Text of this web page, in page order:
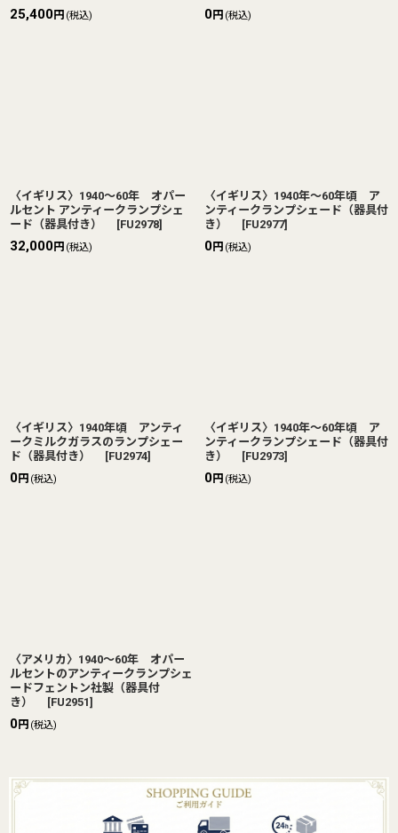
25,400円 (税込) 0円 (税込)
〈イギリス〉1940〜60年 オパー
ルセント アンティークランプシェ
ード（器具付き）
[FU2978]
32,000円 (税込)
〈イギリス〉1940年〜60年頃 ア
ンティークランプシェード（器具付
き）
[FU2977]
0円 (税込)
〈イギリス〉1940年頃 アンティ
ークミルクガラスのランプシェー
ド（器具付き）
[FU2974]
0円 (税込)
〈イギリス〉1940年〜60年頃 ア
ンティークランプシェード（器具付
き）
[FU2973]
0円 (税込)
〈アメリカ〉1940〜60年 オパー
ルセントのアンティークランプシェ
ードフェントン社製（器具付
き）
[FU2951]
0円 (税込)